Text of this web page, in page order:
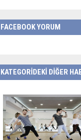
FACEBOOK YORUM
KATEGORİDEKİ DİĞER